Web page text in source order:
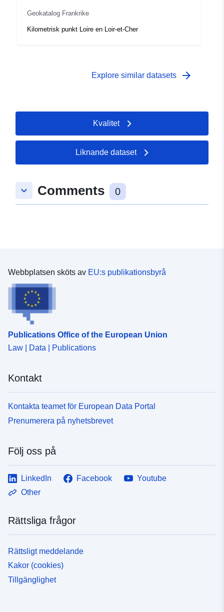
Geokatalog Frankrike
Kilometrisk punkt Loire en Loir-et-Cher
Explore similar datasets arrow_forward
Kvalitet
Liknande dataset
keyboard_arrow_down Comments 0
Webbplatsen sköts av EU:s publikationsbyrå
Publications Office of the European Union
Law | Data | Publications
Kontakt
Kontakta teamet för European Data Portal
Prenumerera på nyhetsbrevet
Följ oss på
LinkedIn Facebook
Youtube
Other
Rättsliga frågor
Rättsligt meddelande
Kakor (cookies)
Tillgänglighet